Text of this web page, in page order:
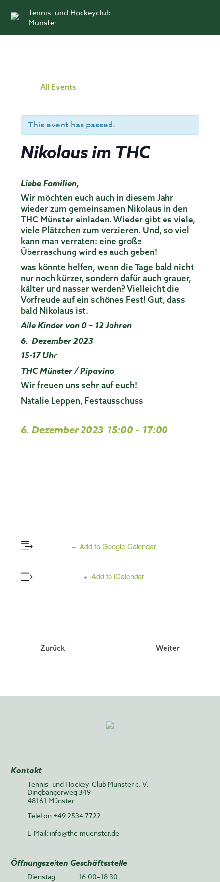
content
Tennis- und Hockeyclub
Münster
All Events
This event has passed.
Nikolaus im THC
Liebe Familien,
Wir möchten euch auch in diesem Jahr
wieder zum gemeinsamen Nikolaus in den
THC Münster einladen. Wieder gibt es viele,
viele Plätzchen zum verzieren. Und, so viel
kann man verraten: eine große
Überraschung wird es auch geben!
was könnte helfen, wenn die Tage bald nicht
nur noch kürzer, sondern dafür auch grauer,
kälter und nasser werden? Vielleicht die
Vorfreude auf ein schönes Fest! Gut, dass
bald Nikolaus ist.
Alle Kinder von 0 – 12 Jahren
6. Dezember 2023
15-17 Uhr
THC Münster / Pipavino
Wir freuen uns sehr auf euch!
Natalie Leppen, Festausschuss
6. Dezember 2023 15:00– 17:00
Add to Google Calendar
Add to iCalendar
Navigation
Zurück Weiter
Kontakt
Tennis- und Hockey-Club Münster e. V.
Dingbängerweg 349
48161 Münster
Telefon:+49 2534 7722
E-Mail: info@thc-muenster.de
Öffnungszeiten Geschäftsstelle
Dienstag
16.00–18.30